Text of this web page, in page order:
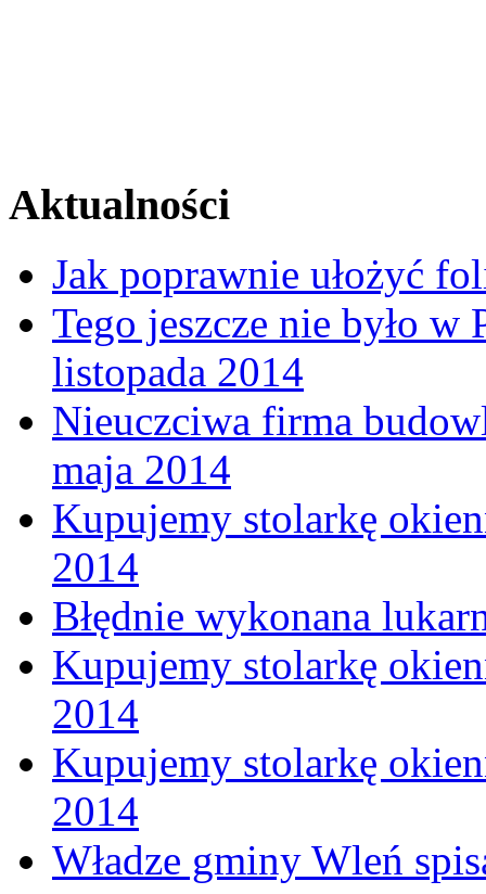
Aktualności
Jak poprawnie ułożyć
Tego jeszcze nie było
listopada 2014
Nieuczciwa firma
maja 2014
Kupujemy stolarkę
2014
Błędnie wykonana
Kupujemy stolarkę
2014
Kupujemy stolarkę
2014
Władze gminy Wleń